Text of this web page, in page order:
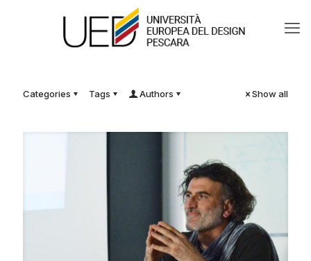
Categories Tags Authors Show all